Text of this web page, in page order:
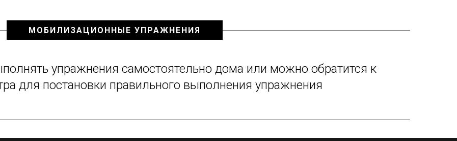
МОБИЛИЗАЦИОННЫЕ УПРАЖНЕНИЯ
упражнения самостоятельно дома или можно обратится к
для постановки правильного выполнения упражнения